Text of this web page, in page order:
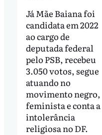
Já Mãe Baiana foi
candidata em 2022
ao cargo de
deputada federal
pelo PSB, recebeu
3.050 votos, segue
atuando no
movimento negro,
feminista e conta a
intolerância
religiosa no DF.